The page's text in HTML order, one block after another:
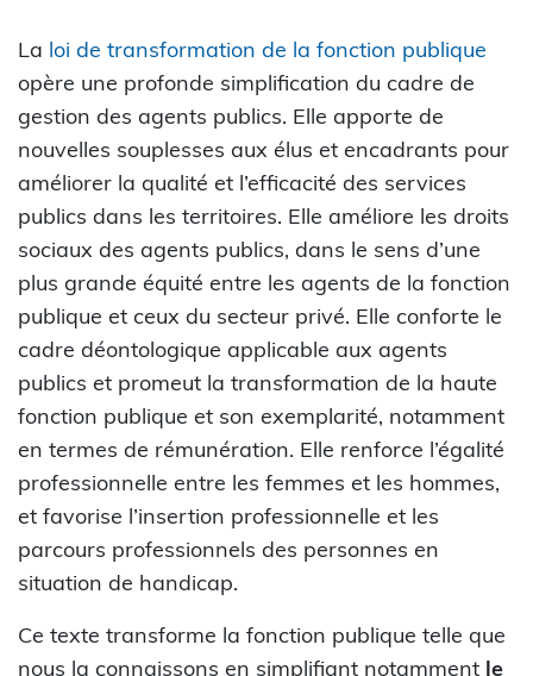
La loi de transformation de la fonction publique
opère une profonde simplification du cadre de
gestion des agents publics. Elle apporte de
nouvelles souplesses aux élus et encadrants pour
améliorer la qualité et l’efficacité des services
publics dans les territoires. Elle améliore les droits
sociaux des agents publics, dans le sens d’une
plus grande équité entre les agents de la fonction
publique et ceux du secteur privé. Elle conforte le
cadre déontologique applicable aux agents
publics et promeut la transformation de la haute
fonction publique et son exemplarité, notamment
en termes de rémunération. Elle renforce l’égalité
professionnelle entre les femmes et les hommes,
et favorise l’insertion professionnelle et les
parcours professionnels des personnes en
situation de handicap.
Ce texte transforme la fonction publique telle que
nous la connaissons en simplifiant notamment le